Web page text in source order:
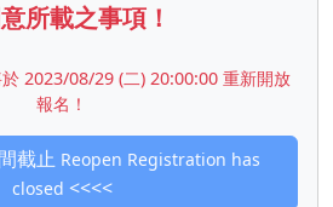
所載之事項！
2023/08/29 (二) 20:00:00 重新開放
報名！
截止 Reopen Registration has
closed <<<<